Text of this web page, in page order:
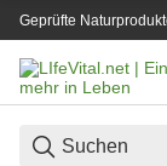
Geprüfte